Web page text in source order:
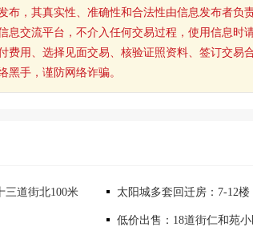
，其真实性、准确性和合法性由信息发布者负责
交流平台，不介入任何交易过程，使用信息时请
用、选择见面交易、核验证照资料、签订交易合
手，谨防网络诈骗。
三道街北100米 太阳城多套回迁房：7-12楼
低价出售：18道街仁和苑